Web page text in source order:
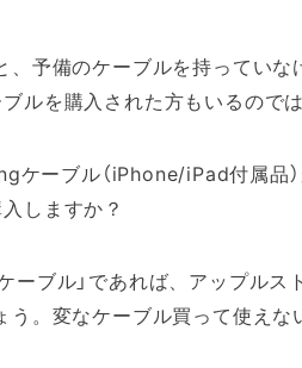
、予備のケーブルを持ってい
ルを購入された方もいるのでは
ーブル（iPhone/iPad付属品
しますか？
ブル」であれば、アップルス
う。変なケーブル買って使え